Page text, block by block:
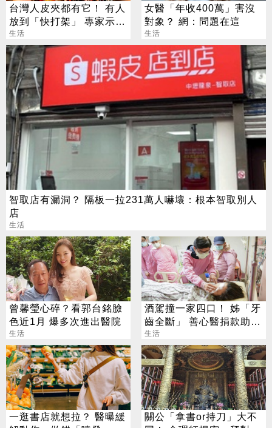
台灣人皮夾都有它！ 有人
放到「快打架」 專家示
警：會過期
生活
女醫「年收400萬」害沒
對象？ 網：問題在這
生活
智取店有漏洞？ 隔板一拉231萬人嚇壞：根本智取別人
店
生活
曾馨瑩心碎？看郭台銘臉
色近1月 爆多次進出醫院
生活
酒駕撞一家四口！ 姊「牙
齒全斷」 善心醫捐款助重
建
生活
一逛書店就想拉？ 醫曝緩
關公「拿書or持刀」大不